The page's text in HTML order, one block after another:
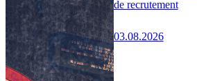
de recrutement
03.08.2026